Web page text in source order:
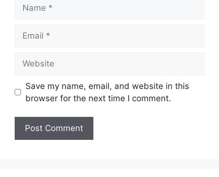
Save my name, email, and website in this
browser for the next time I comment.